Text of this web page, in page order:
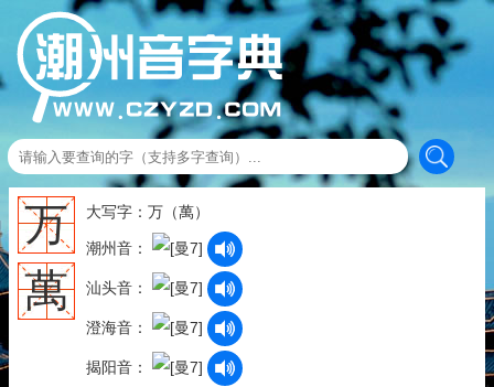
万
萬
大写字：万（萬）
潮州音：
汕头音：
澄海音：
揭阳音：